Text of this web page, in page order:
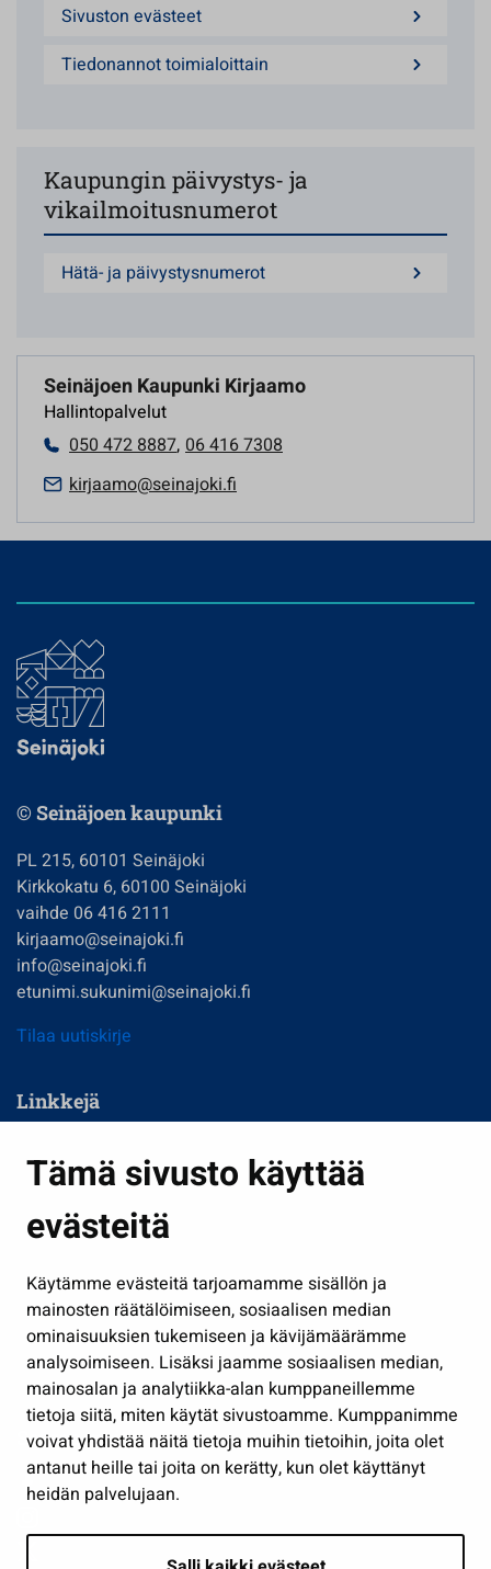
Tämä sivusto käyttää
evästeitä
Käytämme evästeitä tarjoamamme sisällön ja
mainosten räätälöimiseen, sosiaalisen median
ominaisuuksien tukemiseen ja kävijämäärämme
analysoimiseen. Lisäksi jaamme sosiaalisen median,
mainosalan ja analytiikka-alan kumppaneillemme
tietoja siitä, miten käytät sivustoamme. Kumppanimme
voivat yhdistää näitä tietoja muihin tietoihin, joita olet
antanut heille tai joita on kerätty, kun olet käyttänyt
heidän palvelujaan.
Sivuston evästeet
Tiedonannot toimialoittain
Kaupungin päivystys- ja
vikailmoitusnumerot
Hätä- ja päivystysnumerot
Seinäjoen Kaupunki Kirjaamo
Hallintopalvelut
050 472 8887, 06 416 7308
kirjaamo@seinajoki.fi
© Seinäjoen kaupunki
PL 215, 60101 Seinäjoki
Kirkkokatu 6, 60100 Seinäjoki
vaihde 06 416 2111
kirjaamo@seinajoki.fi
info@seinajoki.fi
etunimi.sukunimi@seinajoki.fi
Tilaa uutiskirje
Linkkejä
Kasvatus ja opetus
Kulttuuri ja liikunta
Työ ja yrittäminen
Osallistu ja asioi
Näytä omat evästeasetukseni
Seuraa meitä